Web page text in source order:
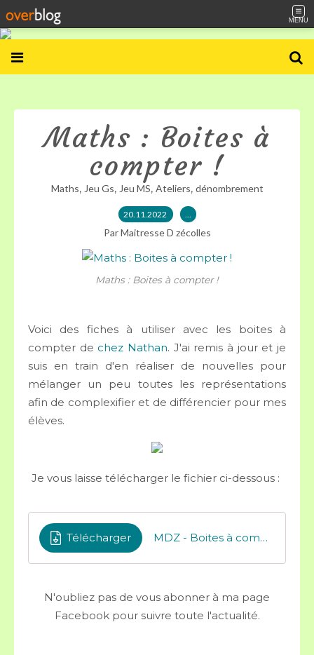
MENU
Maths : Boites à
compter !
Maths, Jeu Gs, Jeu MS, Ateliers, dénombrement
20.11.2022 …
Par Maitresse D zécolles
Maths : Boites à compter !
Voici des fiches à utiliser avec les boites à
compter de chez Nathan. J'ai remis à jour et je
suis en train d'en réaliser de nouvelles pour
mélanger un peu toutes les représentations
afin de complexifier et de différencier pour mes
élèves.
Je vous laisse télécharger le fichier ci-dessous :
Télécharger MDZ - Boites à compter de 1 à 5
N'oubliez pas de vous abonner à ma page
Facebook pour suivre toute l'actualité.